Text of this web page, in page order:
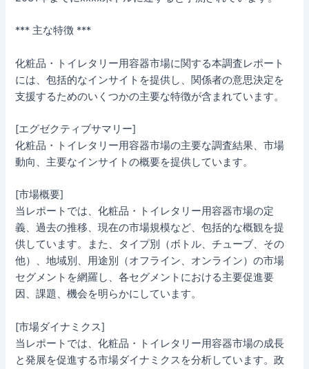
*** 主な特徴 ***
化粧品・トイレタリー用容器市場に関する本調査レポート
には、包括的なインサイトを提供し、関係者の意思決定を
支援するためのいくつかの主要な特徴が含まれています。
[エグゼクティブサマリー]
化粧品・トイレタリー用容器市場の主要な調査結果、市場
動向、主要なインサイトの概要を提供しています。
[市場概要]
当レポートでは、化粧品・トイレタリー用容器市場の定
義、過去の推移、現在の市場規模など、包括的な概観を提
供しています。また、タイプ別（ボトル、チューブ、その
他）、地域別、用途別（オフライン、オンライン）の市場
セグメントを網羅し、各セグメントにおける主要促進要
因、課題、機会を明らかにしています。
[市場ダイナミクス]
当レポートでは、化粧品・トイレタリー用容器市場の成長
と発展を促進する市場ダイナミクスを分析しています。政